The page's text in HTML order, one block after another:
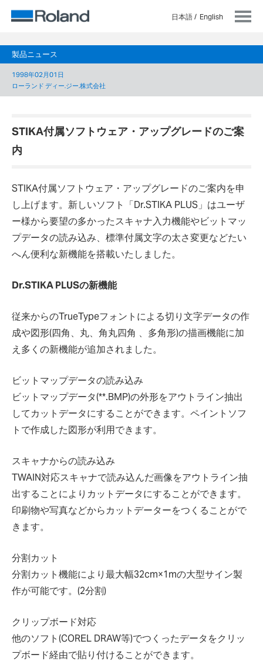
日本語 English
製品ニュース
1998年02月01日
ローランド ディー.ジー.株式会社
STIKA付属ソフトウェア・アップグレードのご案
内
STIKA付属ソフトウェア・アップグレードのご案内を申
し上げます。新しいソフト「Dr.STIKA PLUS」はユーザ
ー様から要望の多かったスキャナ入力機能やビットマッ
プデータの読み込み、標準付属文字の太さ変更などたい
へん便利な新機能を搭載いたしました。
Dr.STIKA PLUSの新機能
従来からのTrueTypeフォントによる切り文字データの作
成や図形(四角、丸、角丸四角 、多角形)の描画機能に加
え多くの新機能が追加されました。
ビットマップデータの読み込み
ビットマップデータ(**.BMP)の外形をアウトライン抽出
してカットデータにすることができます。ペイントソフ
トで作成した図形が利用できます。
スキャナからの読み込み
TWAIN対応スキャナで読み込んだ画像をアウトライン抽
出することによりカットデータにすることができます。
印刷物や写真などからカットデーターをつくることがで
きます。
分割カット
分割カット機能により最大幅32cm×1mの大型サイン製
作が可能です。(2分割)
クリップボード対応
他のソフト(COREL DRAW等)でつくったデータをクリッ
プボード経由で貼り付けることができます。